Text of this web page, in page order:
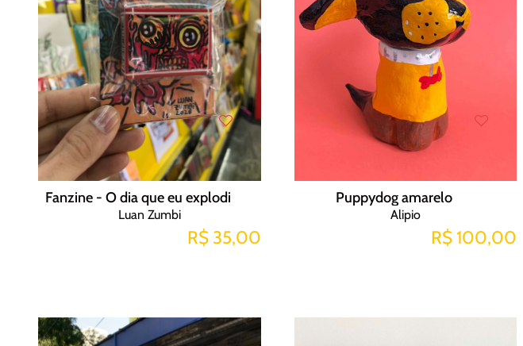
Fanzine - O dia que eu explodi
Luan Zumbi
R$ 35,00
Puppydog amarelo
Alipio
R$ 100,00